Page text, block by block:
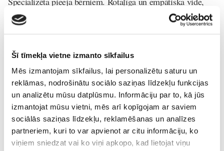
Šī tīmekļa vietne izmanto sīkfailus
Mēs izmantojam sīkfailus, lai personalizētu saturu un
reklāmas, nodrošinātu sociālo saziņas līdzekļu funkcijas
un analizētu mūsu datplūsmu. Informāciju par to, kā jūs
izmantojat mūsu vietni, mēs arī kopīgojam ar saviem
sociālās saziņas līdzekļu, reklamēšanas un analīzes
partneriem, kuri to var apvienot ar citu informāciju, ko
viņiem sniedzat vai ko viņi apkopo, kad lietojat viņu
kur bērni jūtas droši.
Mūsdienīga diagnostika un ārstēšana.
Precizitāte, ātrums un
Izglītojoši materiāli mājas lietošanai.
veselībai ilgtermiņā.
Ģimenes vērtības.Klīnikas sirds ir ģimenes attiecības,
nevis tikai profesionāla rutīna.
Make Me Smilenav vienkārši zobārstniecības klīnika. Tā ir
vide, kur atjaunojas cilvēka uzticība medicīnai, kur smaids
tiek uzskatīts par cilvēka pašvērtības simbolu, nevis tikai